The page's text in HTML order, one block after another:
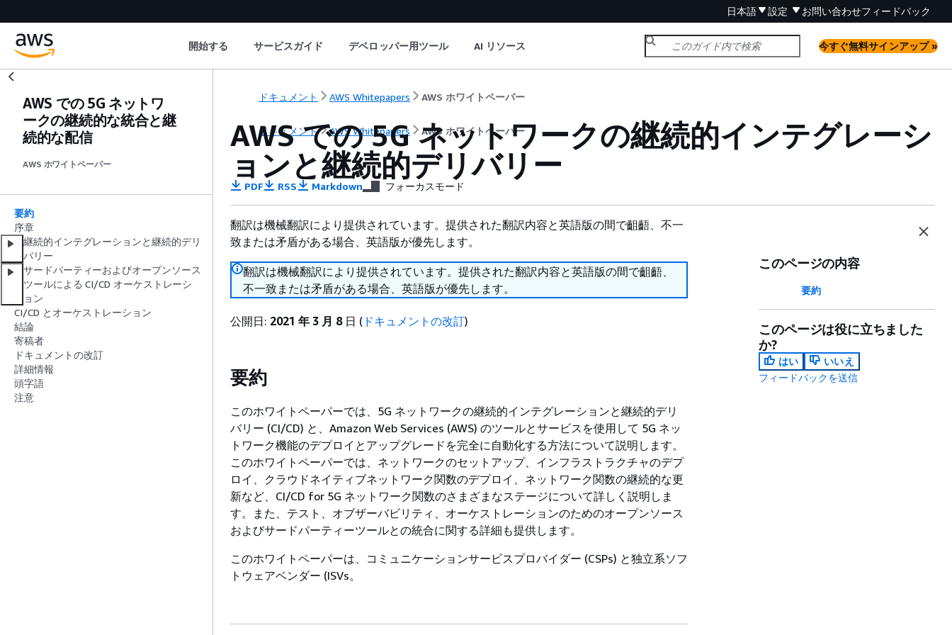
日本語 設定 お問い合わせフィードバック
開始する サービスガイド デベロッパー用ツール AI リソース 今すぐ無料サインアップ »
AWS での 5G ネットワ
ークの継続的な統合と継
続的な配信
AWS ホワイトペーパー
要約
序章
継続的インテグレーションと継続的デリ
バリー
サードパーティーおよびオープンソース
ツールによる CI/CD オーケストレーシ
ョン
CI/CD とオーケストレーション
結論
寄稿者
ドキュメントの改訂
詳細情報
頭字語
注意
ドキュメント AWS Whitepapers AWS ホワイトペーパー
ドキュメント AWS Whitepapers AWS ホワイトペーパー
AWS での 5G ネットワークの継続的インテグレーシ
ョンと継続的デリバリー
PDF RSS Markdown フォーカスモード
翻訳は機械翻訳により提供されています。提供された翻訳内容と英語版の間で齟齬、不一
致または矛盾がある場合、英語版が優先します。
翻訳は機械翻訳により提供されています。提供された翻訳内容と英語版の間で齟齬、
不一致または矛盾がある場合、英語版が優先します。
公開日: 2021 年 3 月 8日 ( ドキュメントの改訂)
要約
このホワイトペーパーでは、5G ネットワークの継続的インテグレーションと継続的デリ
バリー (CI/CD) と、Amazon Web Services (AWS) のツールとサービスを使用して 5G ネッ
トワーク機能のデプロイとアップグレードを完全に自動化する方法について説明します。
このホワイトペーパーでは、ネットワークのセットアップ、インフラストラクチャのデプ
ロイ、クラウドネイティブネットワーク関数のデプロイ、ネットワーク関数の継続的な更
新など、CI/CD for 5G ネットワーク関数のさまざまなステージについて詳しく説明しま
す。また、テスト、オブザーバビリティ、オーケストレーションのためのオープンソース
およびサードパーティーツールとの統合に関する詳細も提供します。
このホワイトペーパーは、コミュニケーションサービスプロバイダー (CSPs) と独立系ソフ
トウェアベンダー (ISVs。
このページの内容
要約
このページは役に立ちました
か?
はい
いいえ
フィードバックを送信